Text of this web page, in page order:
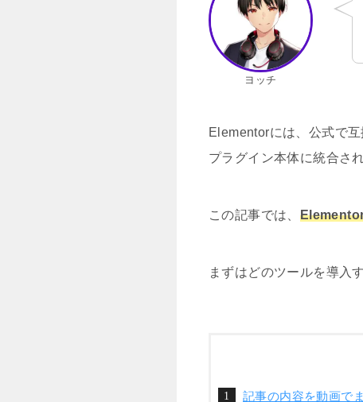
ヨッチ
Elementorには、公式で
プラグイン本体に統合さ
この記事では、
まずはどのツールを導入
記事の内容を動画で